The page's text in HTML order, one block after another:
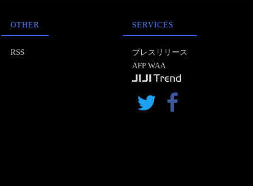
OTHER
RSS
SERVICES
プレスリリース
AFP WAA